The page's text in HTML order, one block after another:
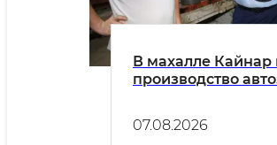
В махалле
производство
07.08.2026